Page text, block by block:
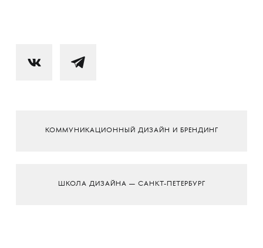
КОММУНИКАЦИОННЫЙ ДИЗАЙН И БРЕНДИНГ
ШКОЛА ДИЗАЙНА — САНКТ-ПЕТЕРБУРГ